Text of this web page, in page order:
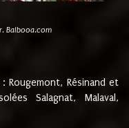
Balbooa.com
Rougemont, Résinand et
Salagnat, Malaval,